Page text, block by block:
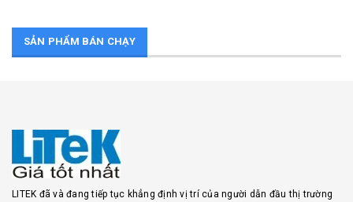
SẢN PHẨM BÁN CHẠY
LITEK đã và đang tiếp tục khẳng định vị trí của người dẫn đầu thị trường